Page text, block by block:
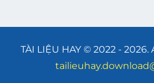
TÀI LIỆU HAY © 2022 -